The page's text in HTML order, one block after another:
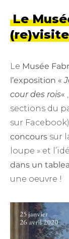
Le
Le Musée
l’exposition «
cour des rois«
sections du
sur
concours sur
loupe » et
dans un
une oeuvre !